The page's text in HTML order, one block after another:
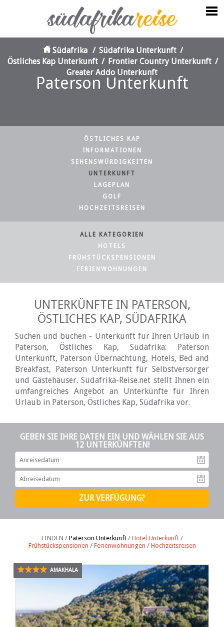
Paterson Unterkunft
Südafrika / Südafrika Unterkunft /
Östliches Kap Unterkunft / Frontier Country Unterkunft /
Greater Addo Unterkunft
ÖSTLICHES KAP
INFORMATIONEN
SEHENSWÜRDIGKEITEN
UNTERKUNFT
LAGEPLAN
GOLF
HOCHZEITSREISEN
ALLE KATEGORIEN
HOTELS
FRÜHSTÜCKSPENSIONEN
FERIENWOHNUNGEN
UNTERKÜNFTE IN PATERSON,
ÖSTLICHES KAP, SÜDAFRIKA
Suchen und buchen - Unterkunft für Ihren Urlaub in
Paterson, Östliches Kap, Südafrika: Paterson
Unterkunft, Paterson Übernachtung, Hotels, Bed and
Breakfast, Paterson Unterkunft für Selbstversorger
und Gästehäuser. Südafrika-Reise.net stellt Ihnen ein
umfangreiches Angebot an Unterkünfte für Ihren
Urlaub in Paterson, Östliches Kap, Südafrika vor.
GEBEN SIE IHRE DATEN EIN UND WÄHLEN SIE AUS
12 UNTERKÜNFTEN!
FINDEN / Paterson Unterkunft/ Hotel Unterkunft/
Frühstückspensionen / Ferienwohnungen / Hochzeitsreisen
AMAKHALA